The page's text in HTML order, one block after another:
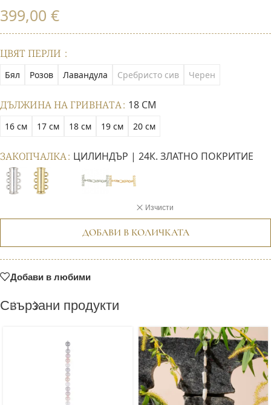
399,00 €
ЦВЯТ ПЕРЛИ
Бял Розов Лавандула Сребристо сив Черен
ДЪЛЖИНА НА ГРИВНАТА 18 СМ
16 см 17 см 18 см 19 см 20 см
ЗАКОПЧАЛКА ЦИЛИНДЪР | 24К. ЗЛАТНО ПОКРИТИЕ
Изчисти
ДОБАВИ В КОЛИЧКАТА
Добави в любими
Свързани продукти